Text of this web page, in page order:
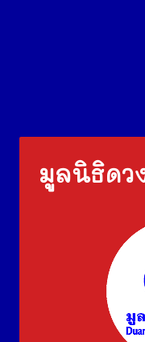
มูลนิธิดว